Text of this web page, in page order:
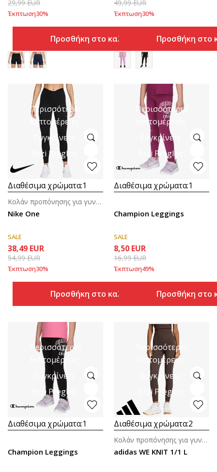
29,99EUR
Έκπτωση30%
Προσθήκη στο καλάθι
49,99EUR
Έκπτωση30%
Προσθήκη στο
Περισσότερες
λεπτομέρειες
Συγκρίνετε
Brzi Pregled
Διαθέσιμα χρώματα:1
Nike One
Κολάν προπόνησης για γυναίκες
SALE
38,49 EUR
54,99EUR
Έκπτωση30%
Προσθήκη στο καλάθι
Περισσότερες
λεπτομέρειες
Συγκρίνετε
Brzi Pregled
Διαθέσιμα χρώματα:1
Champion Leggings
SALE
8,50 EUR
16,99EUR
Έκπτωση49%
Προσθήκη στο
Περισσότερες
λεπτομέρειες
Συγκρίνετε
Brzi Pregled
Διαθέσιμα χρώματα:1
Champion Leggings
Περισσότερες
λεπτομέρειες
Συγκρίνετε
Brzi Pregled
Διαθέσιμα χρώματα:2
adidas WE KNIT 1/1 L
Κολάν προπόνησης για γυναίκες